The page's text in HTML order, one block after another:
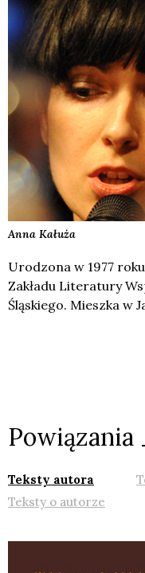
Anna Kałuża
Urodzona w 1977
Zakładu Literatury
Śląskiego. Mieszka w
Powiązania
Teksty autora
Teksty o autorze